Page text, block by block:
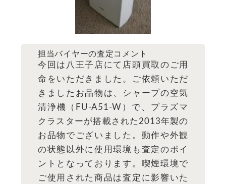
担当バイヤーの査定コメント
今回は八王子店にて店頭買取のご用
命をいただきました。ご依頼いただ
きましたお品物は、シャープの空気
清浄機（FU-A51-W）で、プラズマ
クラスターが搭載された2013年製の
お品物でございました。動作や外観
の状態以外に使用環境も査定のポイ
ントとなっております。喫煙環境で
ご使用された商品は査定に影響いた